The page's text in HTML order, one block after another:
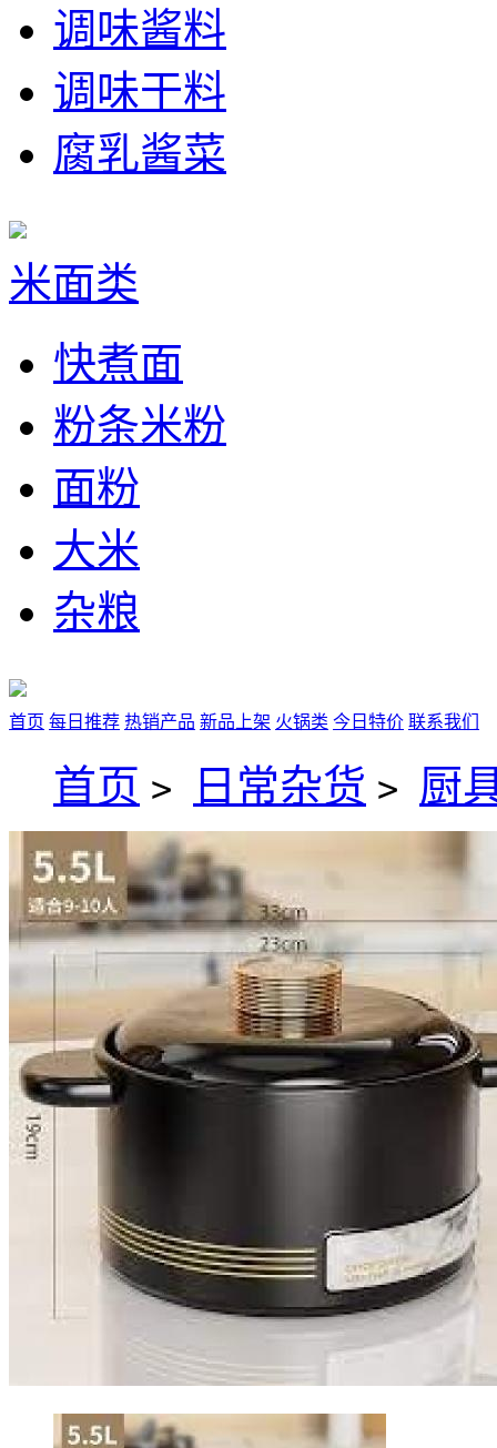
调味酱料
调味干料
腐乳酱菜
米面类
快煮面
粉条米粉
面粉
大米
杂粮
首页 每日推荐 热销产品 新品上架 火锅类 今日特价 联系我们
首页 > 日常杂货 > 厨